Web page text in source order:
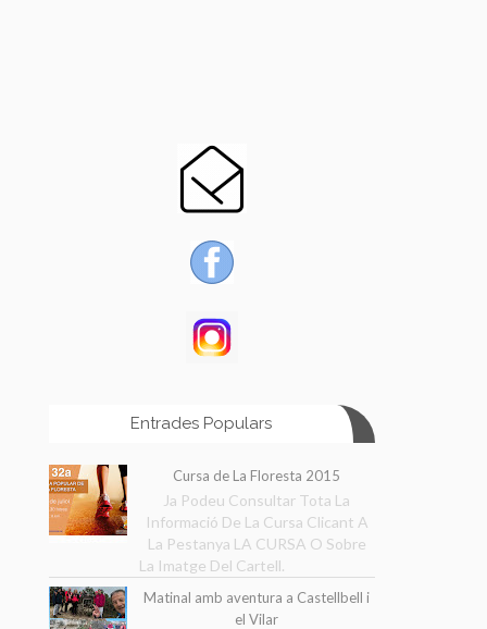
Entrades Populars
Cursa de La Floresta 2015
Ja Podeu Consultar Tota La
Informació De La Cursa Clicant A
La Pestanya LA CURSA O Sobre
La Imatge Del Cartell.
Matinal amb aventura a Castellbell i
el Vilar